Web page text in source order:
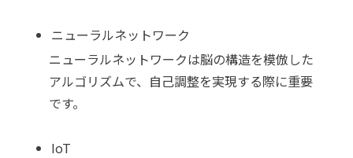
ニューラルネットワーク
ニューラルネットワークは脳の構造を模倣した
アルゴリズムで、自己調整を実現する際に重要
です。
IoT